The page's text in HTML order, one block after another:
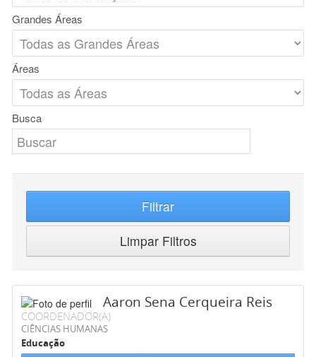
Grandes Áreas
Áreas
Busca
Filtrar
Limpar Filtros
Aaron Sena Cerqueira Reis
COORDENADOR(A)
CIÊNCIAS HUMANAS
Educação